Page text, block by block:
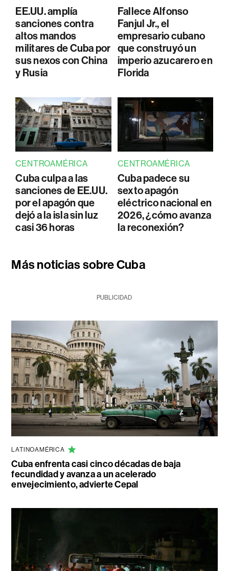
EE.UU. amplía
sanciones contra
altos mandos
militares de Cuba por
sus nexos con China
y Rusia
Fallece Alfonso
Fanjul Jr., el
empresario cubano
que construyó un
imperio azucarero en
Florida
CENTROAMÉRICA
Cuba culpa a las
sanciones de EE.UU.
por el apagón que
dejó a la isla sin luz
casi 36 horas
CENTROAMÉRICA
Cuba padece su
sexto apagón
eléctrico nacional en
2026, ¿cómo avanza
la reconexión?
Más noticias sobre Cuba
PUBLICIDAD
LATINOAMÉRICA
Cuba enfrenta casi cinco décadas de baja
fecundidad y avanza a un acelerado
envejecimiento, advierte Cepal